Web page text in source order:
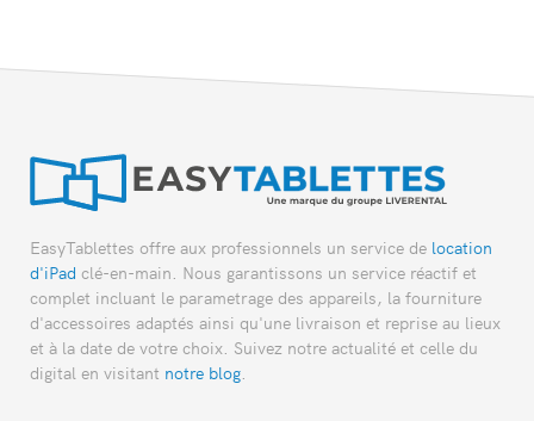
EasyTablettes offre aux professionnels un service de location
d'iPad clé-en-main. Nous garantissons un service réactif et
complet incluant le parametrage des appareils, la fourniture
d'accessoires adaptés ainsi qu'une livraison et reprise au lieux
et à la date de votre choix. Suivez notre actualité et celle du
digital en visitant notre blog